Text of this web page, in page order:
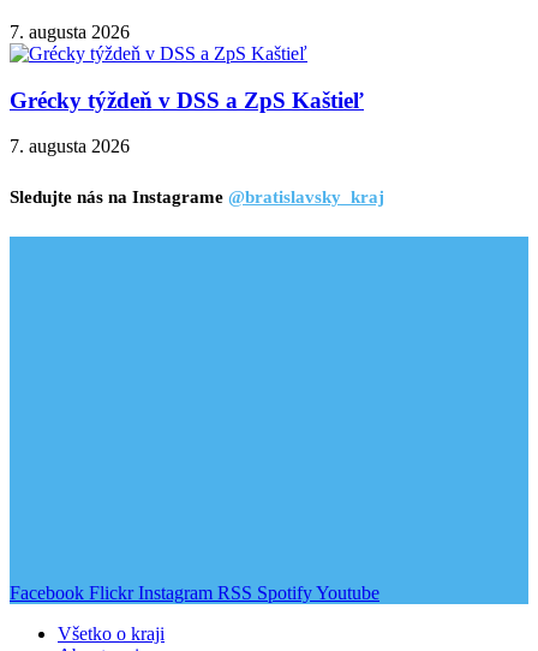
7. augusta 2026
Grécky týždeň v DSS a ZpS Kaštieľ
7. augusta 2026
Sledujte nás na Instagrame @bratislavsky_kraj
Facebook Flickr Instagram RSS SpotifyYoutube
Všetko o kraji